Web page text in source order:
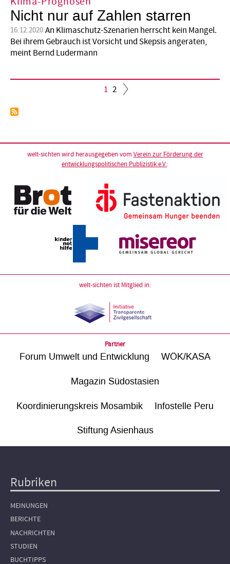
Nicht nur auf Zahlen starren
16.12.2020 An Klimaschutz-Szenarien herrscht kein Mangel.
Bei ihrem Gebrauch ist Vorsicht und Skepsis angeraten,
meint Bernd Ludermann
Seitennummerierung
Aktuelle
1 Seite
2
welt-sichten wird herausgegeben vom Verein zur Förderung der
entwicklungspolitischen Publizistik e.V.:
welt-sichten ist Mitglied in:
Partner
Forum Umwelt und Entwicklung WÖK/KASA
Magazin Südostasien
Koordinierungskreis Mosambik Infostelle Peru
Stiftung Asienhaus
Hauptnavigation
Rubriken
MEINUNGEN
BERICHTE
NACHRICHTEN
STUDIEN
BUCHTIPPS